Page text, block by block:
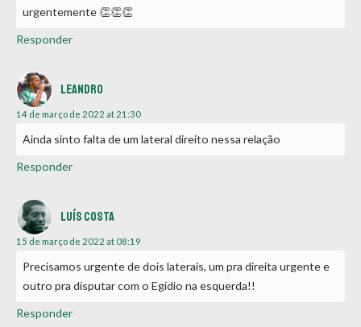
urgentemente 👏👏👏
Responder
Leandro
14 de março de 2022 at 21:30
Ainda sinto falta de um lateral direito nessa relação
Responder
Luís Costa
15 de março de 2022 at 08:19
Precisamos urgente de dois laterais, um pra direita urgente e
outro pra disputar com o Egídio na esquerda!!
Responder